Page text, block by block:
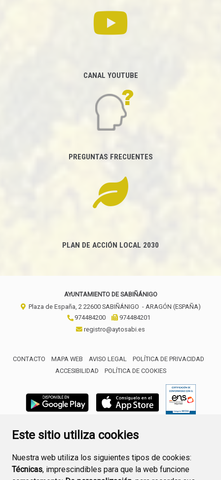
Este sitio utiliza cookies
Nuestra web utiliza los siguientes tipos de cookies:
Técnicas, imprescindibles para que la web funcione
CANAL YOUTUBE
PREGUNTAS FRECUENTES
PLAN DE ACCIÓN LOCAL 2030
AYUNTAMIENTO DE SABIÑÁNIGO
Plaza de España, 2 22600 SABIÑÁNIGO - ARAGÓN (ESPAÑA)
974484200
974484201
registro@aytosabi.es
CONTACTO MAPA WEB AVISO LEGAL
POLÍTICA DE PRIVACIDAD
ACCESIBILIDAD
POLÍTICA DE COOKIES